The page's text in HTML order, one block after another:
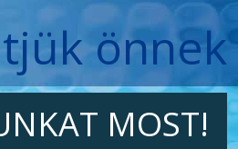
önnek
MOST!